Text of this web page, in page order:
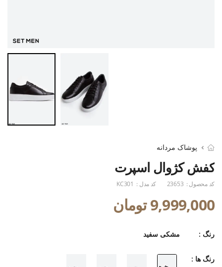
پوشاک مردانه
کفش کژوال اسپرت
کد محصول : 23653 کد مدل : KC301
9,999,000 تومان
رنگ : مشکی سفید
رنگ ها :